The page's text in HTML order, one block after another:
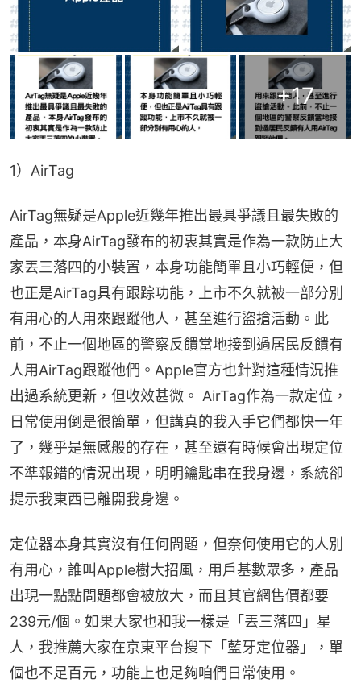
+17
1）AirTag
AirTag無疑是Apple近幾年推出最具爭議且最失敗的
產品，本身AirTag發布的初衷其實是作為一款防止大
家丟三落四的小裝置，本身功能簡單且小巧輕便，但
也正是AirTag具有跟踪功能，上市不久就被一部分別
有用心的人用來跟蹤他人，甚至進行盜搶活動。此
前，不止一個地區的警察反饋當地接到過居民反饋有
人用AirTag跟蹤他們。Apple官方也針對這種情況推
出過系統更新，但收效甚微。 AirTag作為一款定位，
日常使用倒是很簡單，但講真的我入手它們都快一年
了，幾乎是無感般的存在，甚至還有時候會出現定位
不準報錯的情況出現，明明鑰匙串在我身邊，系統卻
提示我東西已離開我身邊。
定位器本身其實沒有任何問題，但奈何使用它的人別
有用心，誰叫Apple樹大招風，用戶基數眾多，產品
出現一點點問題都會被放大，而且其官網售價都要
239元/個。如果大家也和我一樣是「丟三落四」星
人，我推薦大家在京東平台搜下「藍牙定位器」，單
個也不足百元，功能上也足夠咱們日常使用。